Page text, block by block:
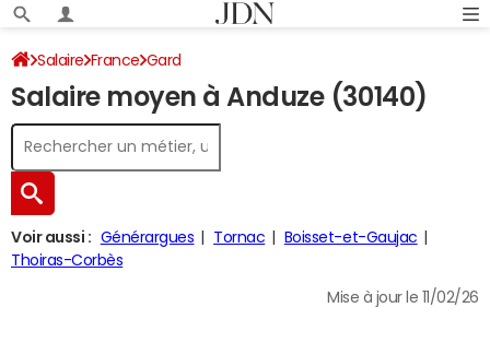
Salaire France Gard
Salaire moyen à Anduze (30140)
Voir aussi : Générargues Tornac
Boisset-et-Gaujac
Thoiras-Corbès
Mise à jour le 11/02/26